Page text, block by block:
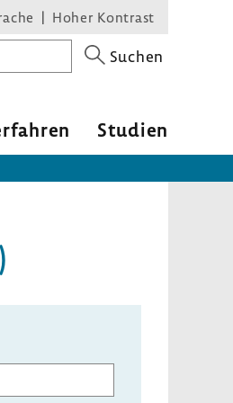
Hoher Kontrast
Suchen
Studien